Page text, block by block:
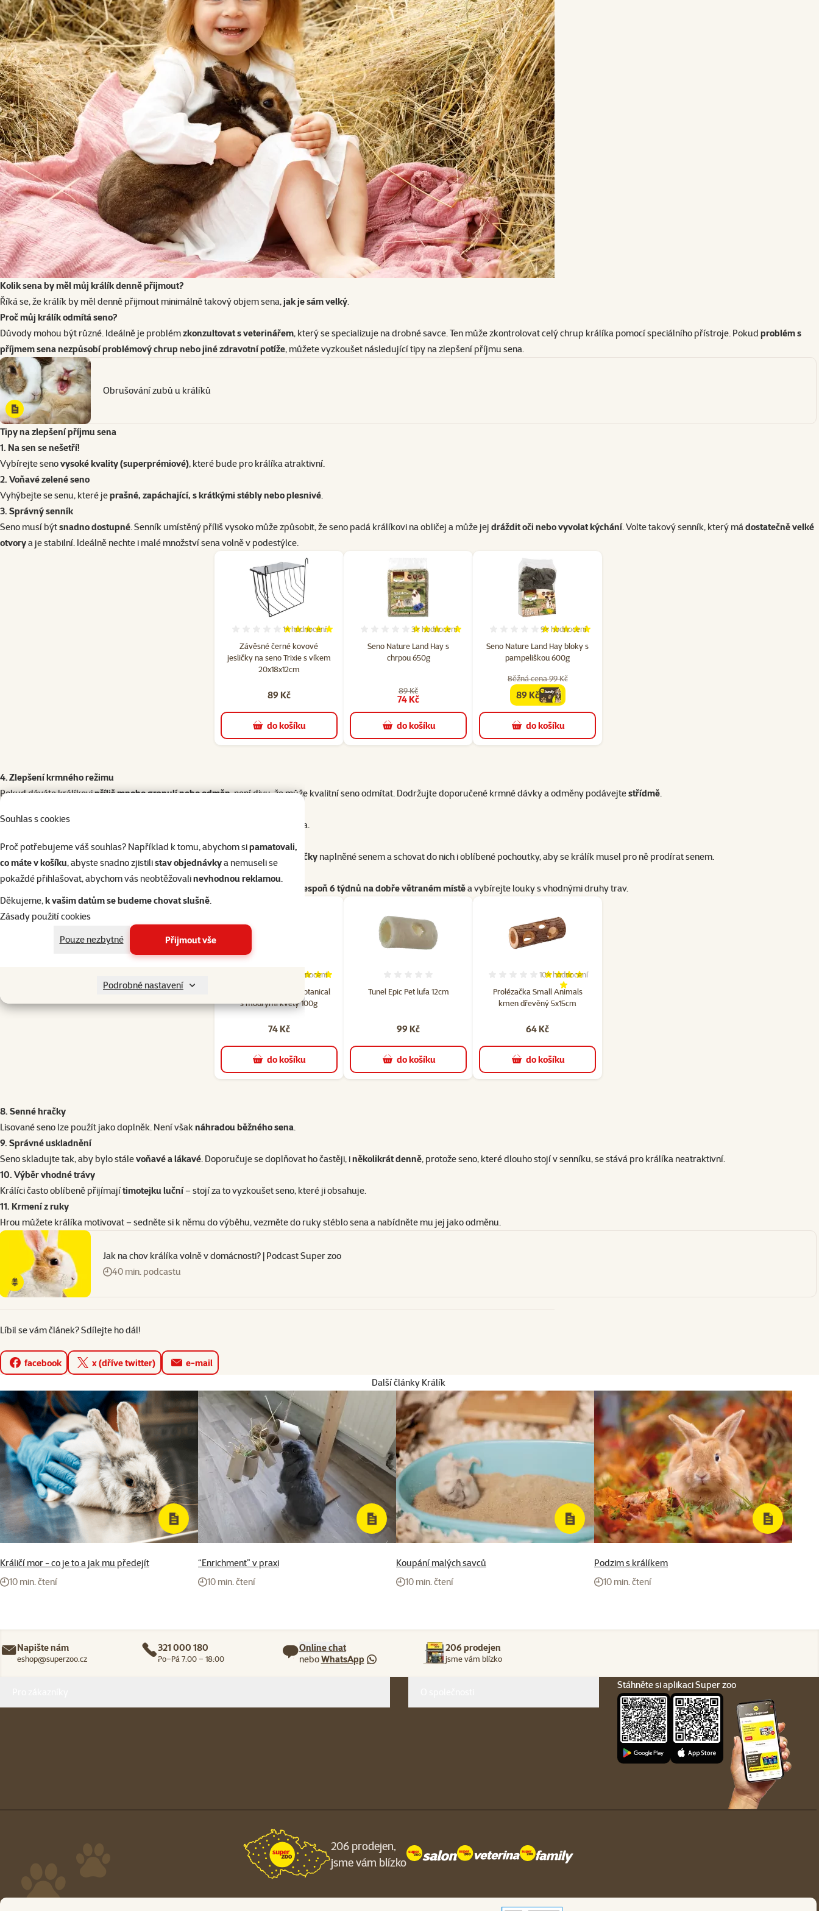
Souhlas s cookies
Proč potřebujeme váš souhlas? Například k tomu, abychom sipamatovali,
co máte v košíku, abyste snadno zjistilistav objednávkya nemuseli se
pokaždé přihlašovat, abychom vás neobtěžovalinevhodnou reklamou.
Děkujeme,k vašim datům se budeme chovat slušně.
Zásady použití cookies
Pouze nezbytné
Přijmout vše
Podrobné nastavení
Kolik sena by měl můj králík denně přijmout?
Říká se, že králík by měl denně přijmout minimálně takový objem sena,jak je sám velký.
Proč můj králík odmítá seno?
Důvody mohou být různé. Ideálně je problémzkonzultovat s veterinářem, který se specializuje na drobné savce. Ten může zkontrolovat celý chrup králíka pomocí speciálního přístroje. Pokudproblém s
příjmem sena nezpůsobí problémový chrup nebo jiné zdravotní potíže, můžete vyzkoušet následující tipy na zlepšení příjmu sena.
Obrušování zubů u králíků
Tipy na zlepšení příjmu sena
1. Na sen se nešetří!
Vybírejte senovysoké kvality (superprémiové), které bude pro králíka atraktivní.
2. Voňavé zelenéseno
Vyhýbejte se senu, které jeprašné, zapáchající, s krátkými stébly nebo plesnivé.
3. Správnýsenník
Seno musí býtsnadno dostupné. Senník umístěný příliš vysoko může způsobit, že seno padá králíkovi na obličej a může jej dráždit oči nebo vyvolat kýchání. Volte takový senník, který mádostatečně velké
otvorya je stabilní. Ideálně nechte i malé množství sena volně v podestýlce.
Závěsné černé kovové
jesličky na seno Trixie s víkem
20x18x12cm
Hodnocení 100%, počet hodnocení: 1
1×hodnocení
89 Kč
do košíku
Seno Nature Land Hay s
chrpou 650g​
Hodnocení 100%, počet hodnocení: 3
3× hodnocení
89 Kč
74 Kč
do košíku
Seno Nature Land Hay bloky s
pampeliškou 600g
Hodnocení 100%, počet hodnocení: 9
9× hodnocení
Běžná cena 99 Kč
familycena
89 Kč
do košíku
4. Zlepšení krmného režimu
Pokud dáváte králíkovipříliš mnoho granulí nebo odměn, není divu, že může kvalitní seno odmítat. Dodržujte doporučené krmné dávky a odměny podávejtestřídmě.
Přidánímsušených bylinek
do sena můžete zvýšit jeho atraktivitu pro králíka.
6. Hra se senem
Seno můžete vložit do hraček – například
proutěné koule nebo dřevěné hračky naplněné senem a schovat do nich i oblíbené pochoutky, aby se králík musel pro ně prodírat senem.
7. Pozor na „domácí seno“
Pokud máte možnost připravit seno ze svého, dbejte na to, aby tráva zrála
alespoň 6 týdnů na dobře větraném místěa vybírejte louky s vhodnými druhy trav.
Bylinky Nature Land Botanical
s modrými květy 100g
Hodnocení 100%, počet hodnocení: 7
hodnocení
74 Kč
do košíku
Tunel Epic Pet lufa 12cm
99 Kč
do košíku
Prolézačka Small Animals
kmen dřevěný 5x15cm
Hodnocení 96%, počet hodnocení: 10
10×hodnocení
64 Kč
do košíku
8. Sennéhračky
Lisované seno lze použít jako doplněk. Není všaknáhradou běžného sena.
9. Správné uskladnění
Seno skladujte tak, aby bylo stálevoňavé a lákavé. Doporučuje se doplňovat ho častěji, iněkolikrát denně, protože seno, které dlouho stojí v senníku, se stává pro králíka neatraktivní.
10. Výběr vhodné trávy
Králíci často oblíbeně přijímajítimotejku luční– stojí za to vyzkoušet seno, které ji obsahuje.
11. Krmení z ruky
Hrou můžete králíka motivovat – sedněte si k němu do výběhu, vezměte do ruky stéblo sena a nabídněte mu jej jako odměnu.
Jak na chov králíka volně v domácnosti? | Podcast Super zoo
40 min. podcastu
Líbil se vám článek? Sdílejte ho dál!
facebook x (dříve twitter)
e-mail
Další články Králík
Králičí mor - co je to a jak mu předejít
10 min. čtení
“Enrichment” v praxi
10 min. čtení
Koupání malých savců
10 min. čtení
Podzim s králíkem
10 min. čtení
Napište nám
eshop@superzoo.cz
321 000 180
Po–Pá 7:00 – 18:00
Online chat
neboWhatsApp
206 prodejen
jsme vám blízko
Stáhněte si aplikaci Super zoo
206 prodejen,
jsme vám blízko